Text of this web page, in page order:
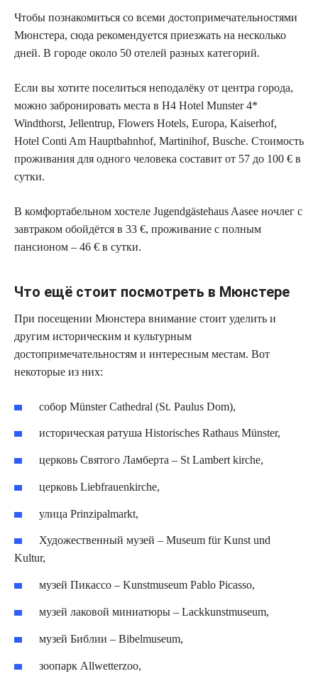
Чтобы познакомиться со всеми достопримечательностями
Мюнстера, сюда рекомендуется приезжать на несколько
дней. В городе около 50 отелей разных категорий.
Если вы хотите поселиться неподалёку от центра города,
можно забронировать места в H4 Hotel Munster 4*
Windthorst, Jellentrup, Flowers Hotels, Europa, Kaiserhof,
Hotel Conti Am Hauptbahnhof, Martinihof, Busche. Стоимость
проживания для одного человека составит от 57 до 100 € в
сутки.
В комфортабельном хостеле Jugendgästehaus Aasee ночлег с
завтраком обойдётся в 33 €, проживание с полным
пансионом – 46 € в сутки.
Что ещё стоит посмотреть в Мюнстере
При посещении Мюнстера внимание стоит уделить и
другим историческим и культурным
достопримечательностям и интересным местам. Вот
некоторые из них:
собор Münster Cathedral (St. Paulus Dom),
историческая ратуша Historisches Rathaus Münster,
церковь Святого Ламберта – St Lambert kirche,
церковь Liebfrauenkirche,
улица Prinzipalmarkt,
Художественный музей – Museum für Kunst und
Kultur,
музей Пикассо – Kunstmuseum Pablo Picasso,
музей лаковой миниатюры – Lackkunstmuseum,
музей Библии – Bibelmuseum,
зоопарк Allwetterzoo,